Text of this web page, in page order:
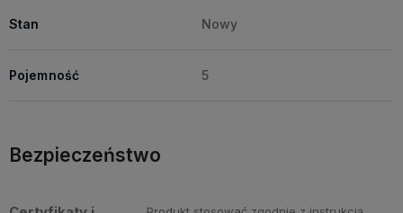
Stan Nowy
Pojemność 5
Bezpieczeństwo